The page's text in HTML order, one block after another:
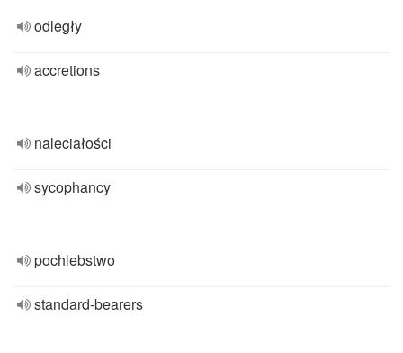
odległy
accretions
naleciałości
sycophancy
pochlebstwo
standard-bearers